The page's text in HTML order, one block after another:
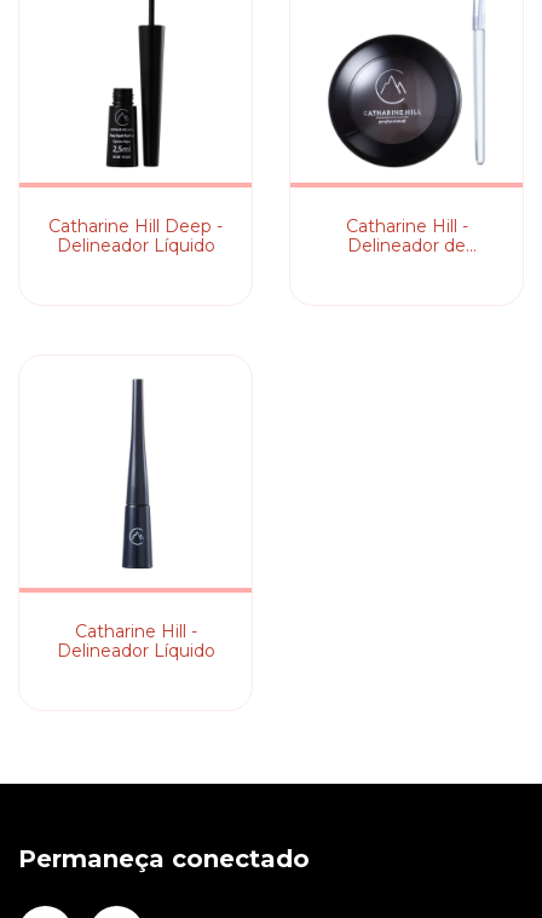
Catharine Hill Deep -
Delineador Líquido
Catharine Hill -
Delineador de
Catharine Hill -
Delineador Líquido
Permaneça conectado